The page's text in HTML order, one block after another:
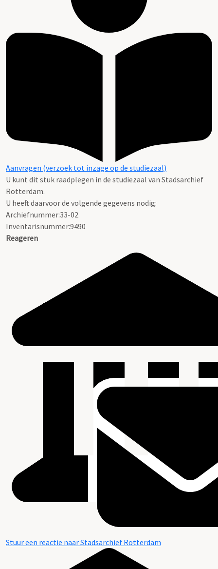
Aanvragen (verzoek tot inzage op de studiezaal)
U kunt dit stuk raadplegen in de studiezaal van Stadsarchief
Rotterdam.
U heeft daarvoor de volgende gegevens nodig:
Archiefnummer:33-02
Inventarisnummer:9490
Reageren
Stuur een reactie naar Stadsarchief Rotterdam